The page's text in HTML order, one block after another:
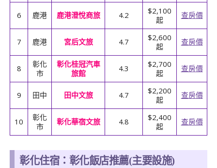
6 鹿港 鹿港澄悅商旅 4.2
$2,100
起
查房價
7 鹿港 宮后文旅 4.7
$2,600
起
查房價
8
彰化
市
彰化桂冠汽車
旅館
4.3
$2,700
起
查房價
9 田中 田中文旅 4.7
$2,200
起
查房價
10
彰化
市
彰化華宿文旅 4.8
$2,400
起
查房價
彰化住宿：彰化飯店推薦(主要設施)